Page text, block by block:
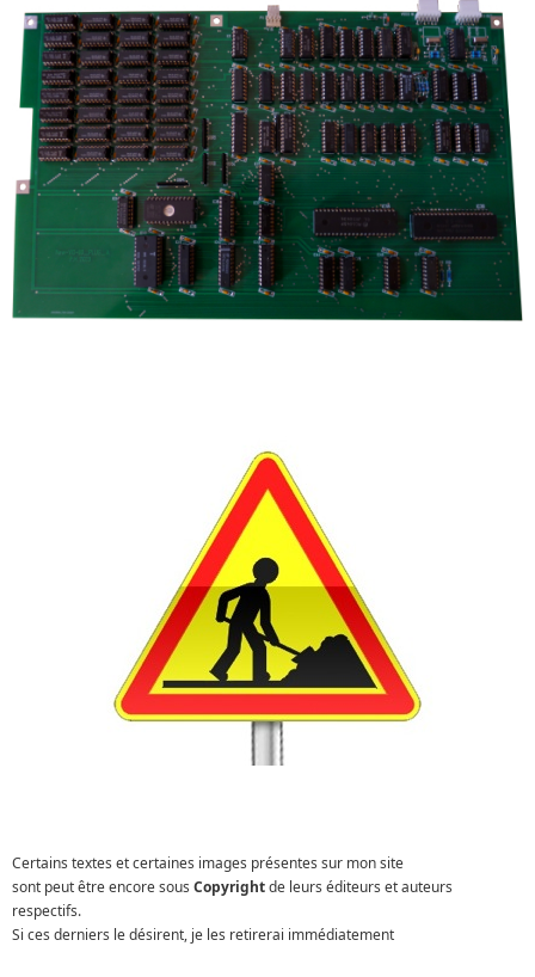
Certains textes et certaines images présentes sur mon site
sont peut être encore sous Copyrightde leurs éditeurs et auteurs
respectifs.
Si ces derniers le désirent, je les retirerai immédiatement